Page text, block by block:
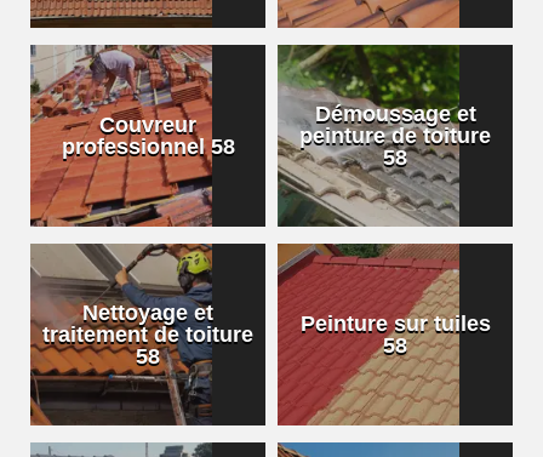
Couvreur
professionnel 58
Démoussage et
peinture de toiture
58
Nettoyage et
traitement de toiture
58
Peinture sur tuiles
58